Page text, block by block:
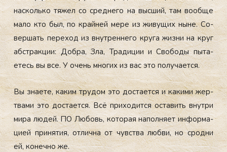
нас­коль­ко тя­жел со сред­не­го на выс­ший, там во­об­ще
ма­ло кто был, по край­ней ме­ре из жи­вущих ны­не. Со­
вер­шать пе­реход из внут­ренне­го кру­га жиз­ни на круг
абс­трак­ции: Доб­ра, Зла, Тра­диции и Сво­боды пы­та­
етесь вы все. У очень мно­гих из вас это по­луча­ет­ся.
Вы зна­ете, ка­ким тру­дом это дос­та­ет­ся и ка­кими жер­
тва­ми это дос­та­ет­ся. Всё при­ходит­ся ос­та­вить внут­ри
ми­ра лю­дей. ПО Лю­бовь, ко­торая на­пол­ня­ет ин­форма­
ци­ей при­нятия, от­лична от чувс­тва люб­ви, но срод­ни
ей, ко­неч­но же.